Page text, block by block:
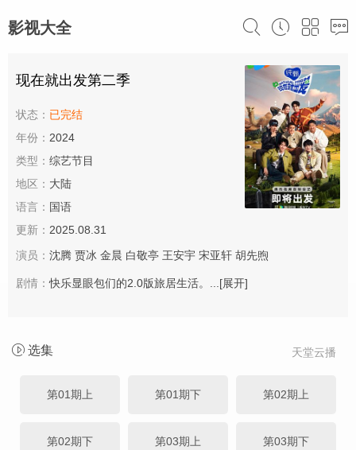
影视大全
现在就出发第二季
状态： 已完结
年份： 2024
类型： 综艺节目
地区： 大陆
语言： 国语
更新： 2025.08.31
演员： 沈腾 贾冰 金晨 白敬亭 王安宇 宋亚轩 胡先煦
剧情：快乐显眼包们的2.0版旅居生活。... [展开]
天堂云播
选集
第01期上 第01期下 第02期上
第02期下 第03期上 第03期下